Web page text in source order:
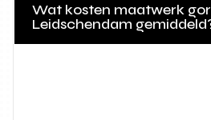
Wat kosten maatwerk
Leidschendam